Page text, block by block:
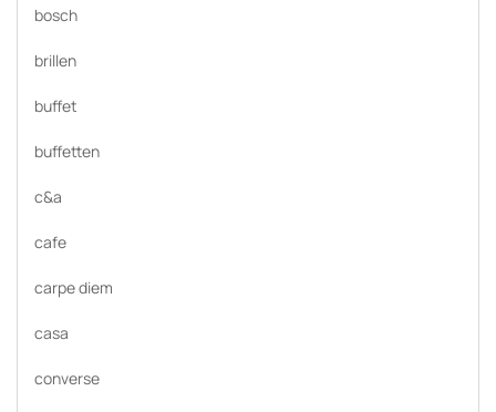
bosch
brillen
buffet
buffetten
c&a
cafe
carpe diem
casa
converse